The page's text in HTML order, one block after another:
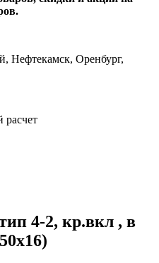
Нефтекамск, Оренбург,
расчет
4-2, кр.вкл , в